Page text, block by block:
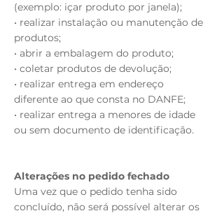
(exemplo: içar produto por janela);
• realizar instalação ou manutenção de
produtos;
• abrir a embalagem do produto;
• coletar produtos de devolução;
• realizar entrega em endereço
diferente ao que consta no DANFE;
• realizar entrega a menores de idade
ou sem documento de identificação.
Alterações no pedido fechado
Uma vez que o pedido tenha sido
concluído, não será possível alterar os